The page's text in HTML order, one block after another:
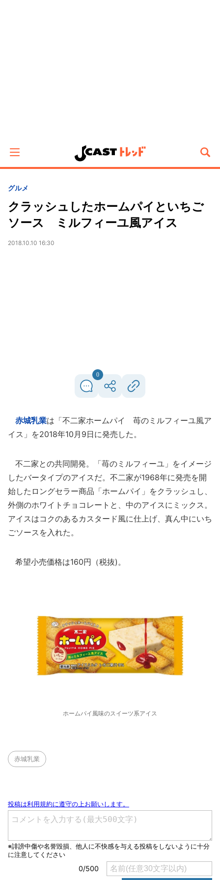
グルメ
クラッシュしたホームパイといちご
ソース ミルフィーユ風アイス
2018.10.10 16:30
0
赤城乳業は「不二家ホームパイ 苺のミルフィーユ風ア
イス」を2018年10月9日に発売した。
不二家との共同開発。「苺のミルフィーユ」をイメージ
したバータイプのアイスだ。不二家が1968年に発売を開
始したロングセラー商品「ホームパイ」をクラッシュし、
外側のホワイトチョコレートと、中のアイスにミックス。
アイスはコクのあるカスタード風に仕上げ、真ん中にいち
ごソースを入れた。
希望小売価格は160円（税抜)。
ホームパイ風味のスイーツ系アイス
赤城乳業